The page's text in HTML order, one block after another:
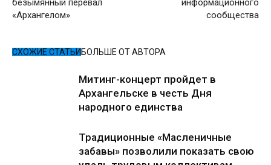
безымянный перевал
«Архангелом»
информационного
сообщества
СХОЖИЕ СТАТЬИ БОЛЬШЕ ОТ АВТОРА
Митинг-концерт пройдет в
Архангельске в честь Дня
народного единства
Традиционные «Масленичные
забавы» позволили показать свою